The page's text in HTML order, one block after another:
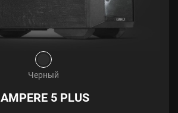
Черный
AMPERE 5 PLUS